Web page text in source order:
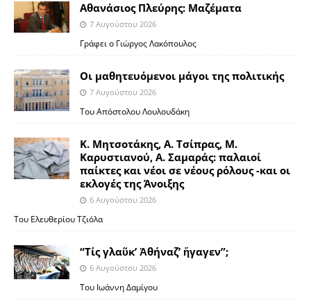
Αθανάσιος Πλεύρης: Μαζέματα
7 Αυγούστου 2026
Γράφει ο Γιώργος Λακόπουλος
Οι μαθητευόμενοι μάγοι της πολιτικής
7 Αυγούστου 2026
Του Απόστολου Λουλουδάκη
Κ. Μητσοτάκης, Α. Τσίπρας, Μ.
Καρυστιανού, Α. Σαμαράς: παλαιοί
παίκτες και νέοι σε νέους ρόλους -και οι
εκλογές της Άνοιξης
6 Αυγούστου 2026
Του Ελευθερίου Τζιόλα
“Τίς γλαῦκ’ Ἀθήναζ’ ἤγαγεν”;
6 Αυγούστου 2026
Του Ιωάννη Δαμίγου